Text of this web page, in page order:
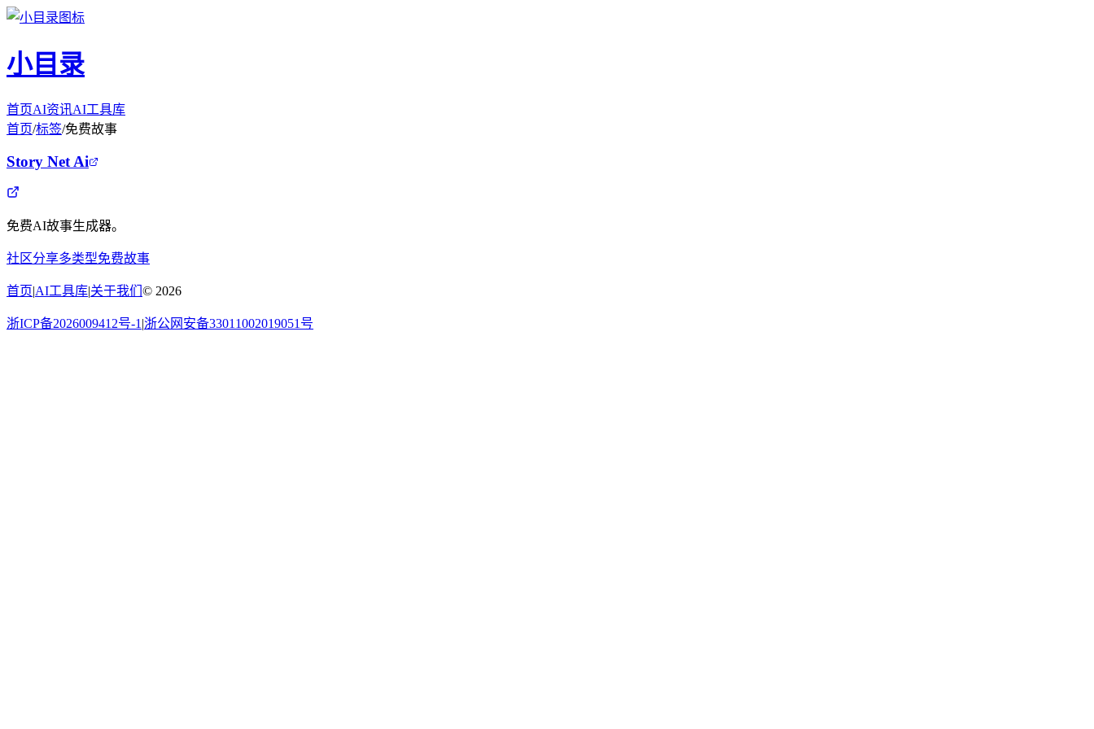
小目录
首页AI资讯AI工具库
首页/标签/免费故事
Story Net Ai
免费AI故事生成器。
社区分享多类型免费故事
首页|AI工具库|关于我们 © 2026
浙ICP备2026009412号-1 |浙公网安备33011002019051号